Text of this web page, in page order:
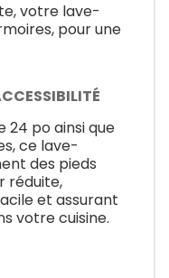
votre lave-
pour une
24 po ainsi que
ce lave-
des pieds
réduite,
et assurant
votre cuisine.